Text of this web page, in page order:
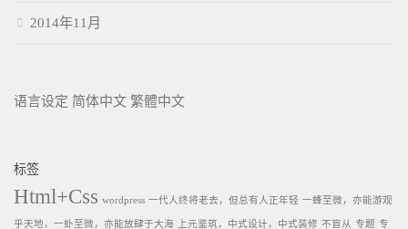
2014年11月
语言设定 简体中文 繁體中文
标签
Html+Css wordpress 一代人终将老去，但总有人正年轻 一蜂至微，亦能游观
乎天地，一虲至微，亦能放肆于大海 上元鉴筑，中式设计，中式装修 不盲从 专题 专